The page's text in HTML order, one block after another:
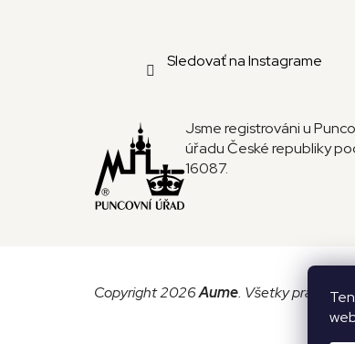
Sledovať na Instagrame
Jsme registrováni u
úřadu České republiky
16087.
Copyright 2026Aume. Všetky práva